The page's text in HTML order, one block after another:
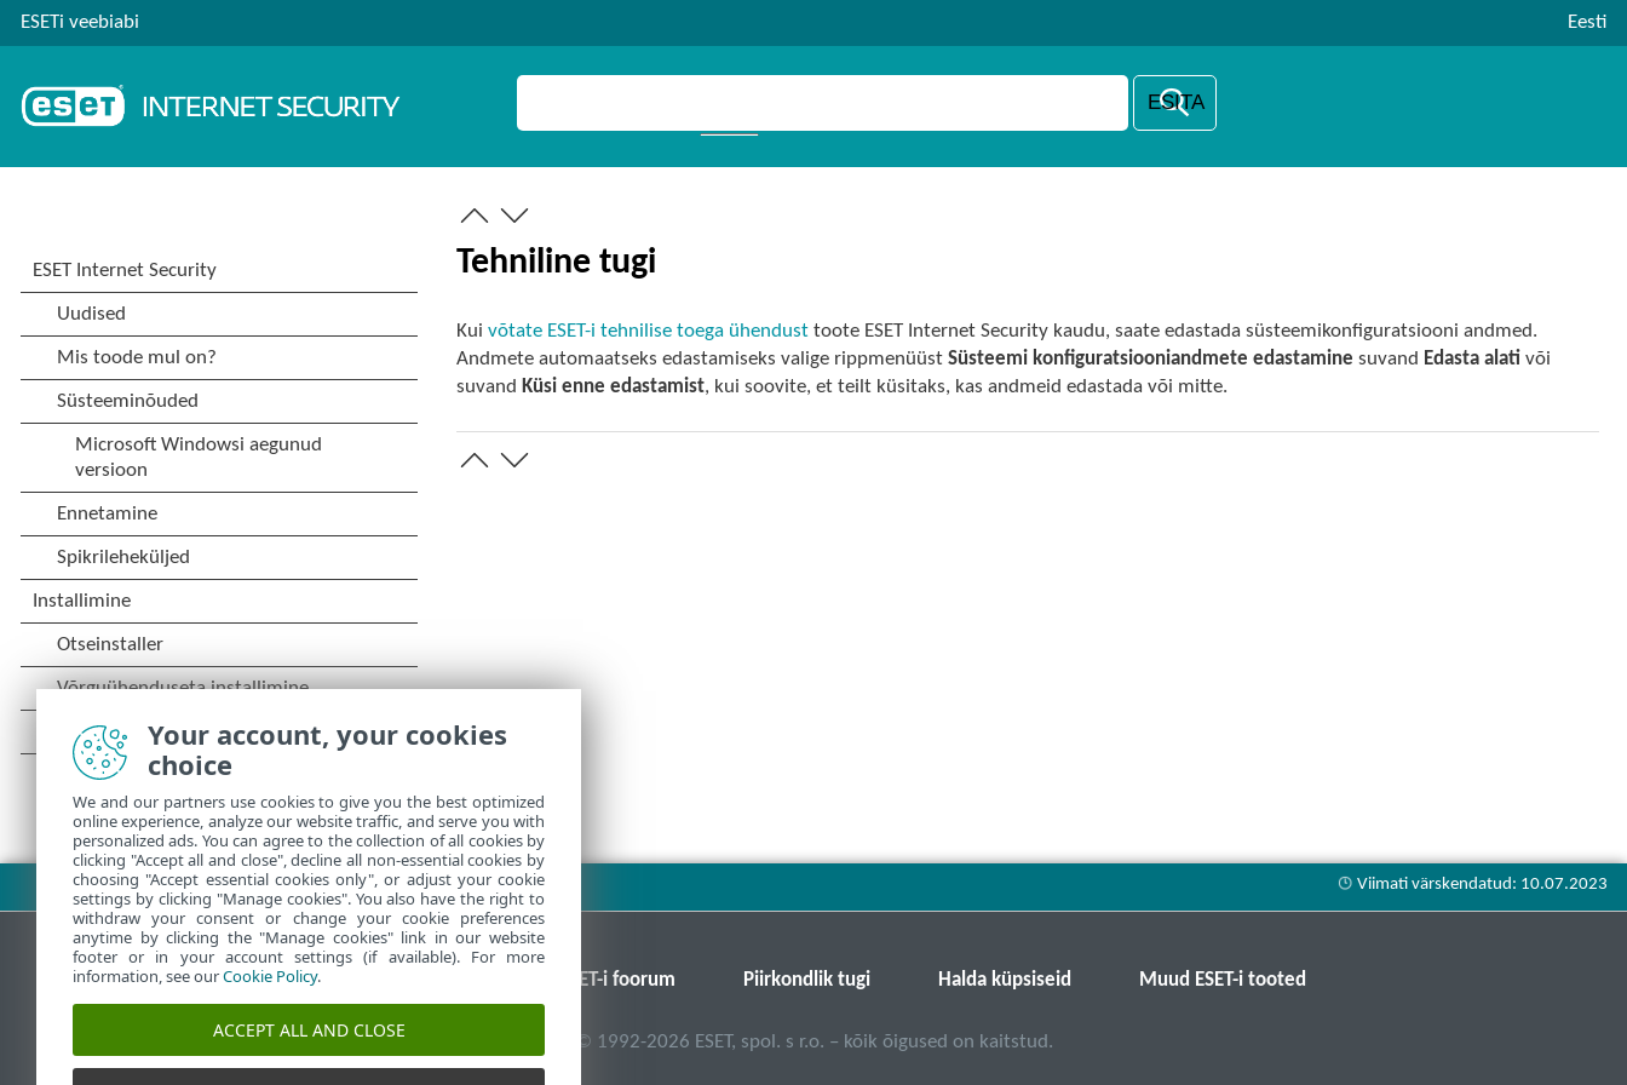
ESETi veebiabi Eesti
Tehniline tugi
Kuivõtate ESET-i tehnilise toega ühendust toote ESET Internet Security kaudu, saate edastada süsteemikonfiguratsiooni andmed.
Andmete automaatseks edastamiseks valige rippmenüüstSüsteemi konfiguratsiooniandmete edastamine suvand Edasta alati või
suvand Küsi enne edastamist, kui soovite, et teilt küsitaks, kas andmeid edastada või mitte.
Laadi PDF alla
ESET-i foorum Piirkondlik tugi Halda küpsiseid Muud ESET-i tooted
© 1992-2026 ESET, spol. s r.o. – kõik õigused on kaitstud.
Your account, your cookies
choice
We and our partners use cookies to give you the best optimized
online experience, analyze our website traffic, and serve you with
personalized ads. You can agree to the collection of all cookies by
clicking "Accept all and close", decline all non-essential cookies by
choosing "Accept essential cookies only", or adjust your cookie
settings by clicking "Manage cookies". You also have the right to
withdraw your consent or change your cookie preferences
anytime by clicking the "Manage cookies" link in our website
footer or in your account settings (if available). For more
information, see ourCookie Policy.
ACCEPT ALL AND CLOSE